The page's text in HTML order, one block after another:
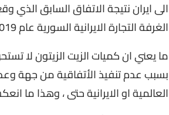
الغرفة التجارة الايرانية السورية عام 2019 ثم التأكيد عليها مع زيارة ظريف الى دمشق ب مايو 2020 .
ما يعني ان كميات الزيت الزيتون لا
بسبب عدم تنفيذ الأتفاقية من جهة
العالمية او الايرانية حتى ، وهذا ما